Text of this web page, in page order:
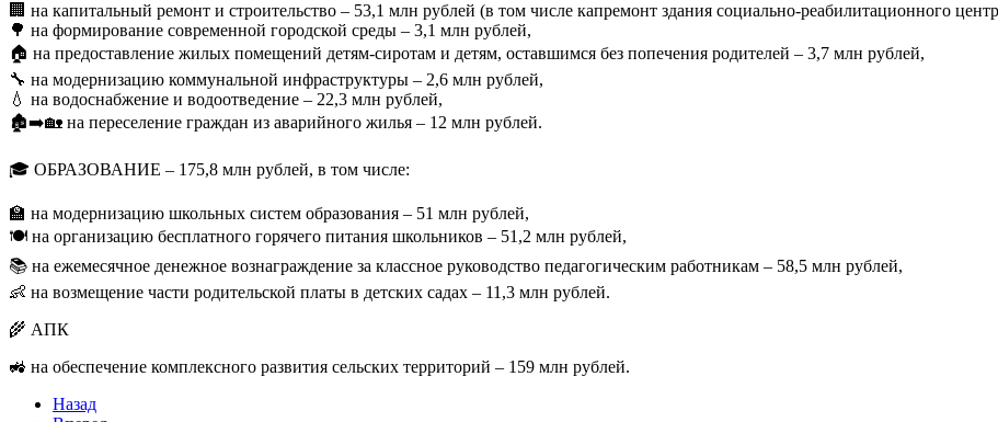
🏢 на капитальный ремонт и строительство – 53,1 млн рублей (в том числе капремонт здания социально-реабилитационного
🌳 на формирование современной городской среды – 3,1 млн рублей,
🏠 на предоставление жилых помещений детям-сиротам и детям, оставшимся без попечения родителей – 3,7 млн рублей,
🔧 на модернизацию коммунальной инфраструктуры – 2,6 млн рублей,
💧 на водоснабжение и водоотведение – 22,3 млн рублей,
🏚️➡️🏡 на переселение граждан из аварийного жилья – 12 млн рублей.
🎓 ОБРАЗОВАНИЕ – 175,8 млн рублей, в том числе:
🏫 на модернизацию школьных систем образования – 51 млн рублей,
🍽️ на организацию бесплатного горячего питания школьников – 51,2 млн рублей,
📚 на ежемесячное денежное вознаграждение за классное руководство педагогическим работникам – 58,5 млн рублей,
👶 на возмещение части родительской платы в детских садах – 11,3 млн рублей.
🌾 АПК
🚜 на обеспечение комплексного развития сельских территорий – 159 млн рублей.
Назад